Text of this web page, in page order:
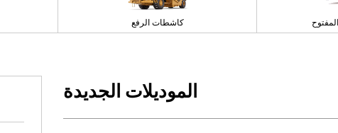
كاشطات الرفع
الموديلات الجديدة